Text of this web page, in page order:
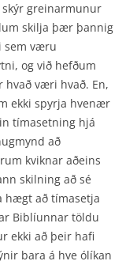
skýr greinarmunur
skilja þær þannig
sem væru
og við hefðum
hvað væri hvað. En,
ekki spyrja hvenær
tímasetning hjá
að
kviknar aðeins
skilning að sé
hægt að tímasetja
Biblíunnar töldu
ekki að þeir hafi
bara á hve ólíkan